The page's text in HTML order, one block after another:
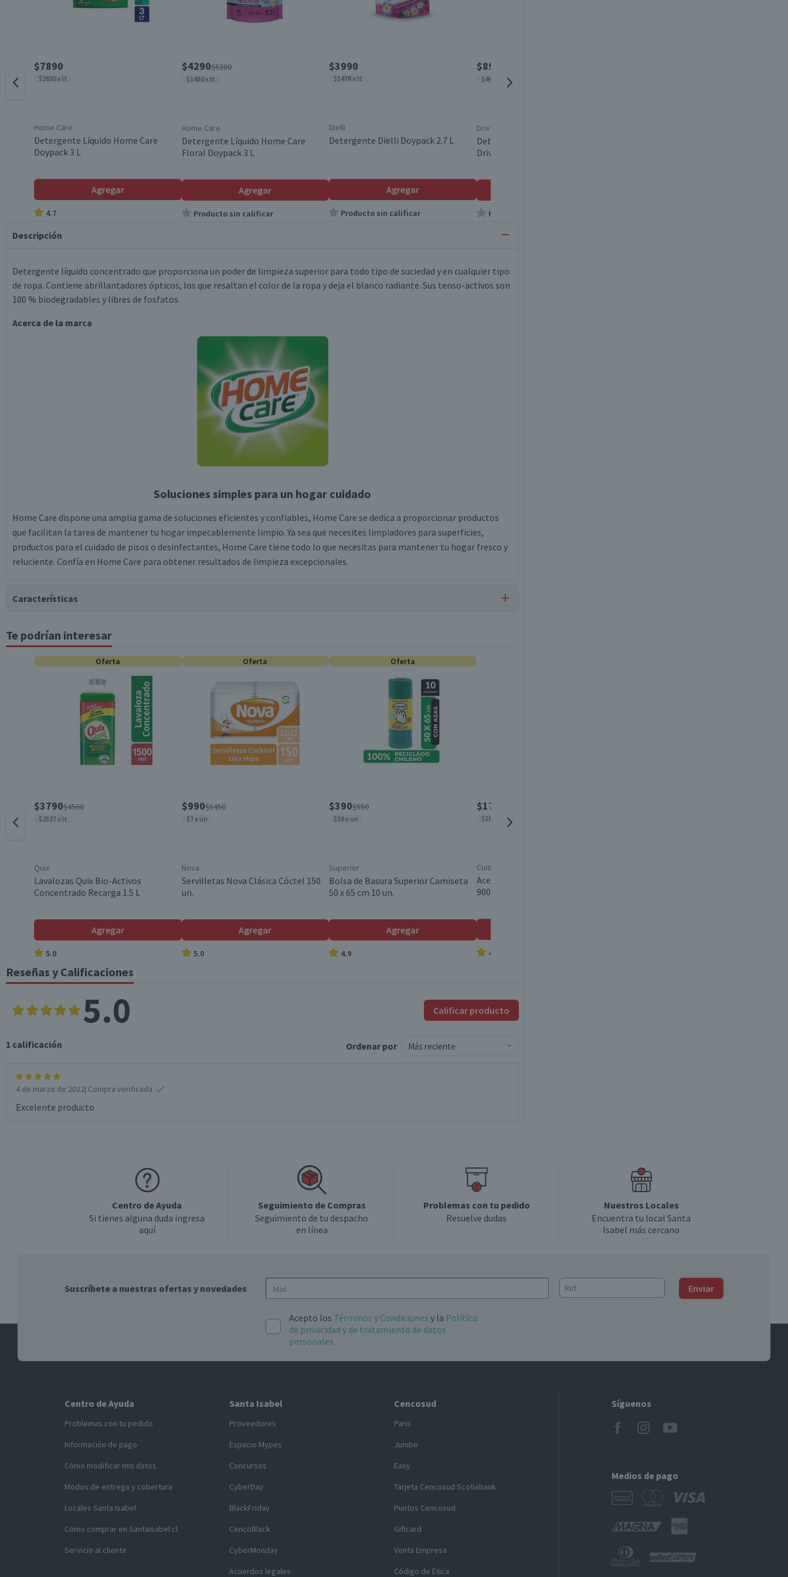
$7890
$2630 x lt
Home Care
Detergente Líquido Home Care
Doypack 3 L
Agregar
4.7
$4290$5380
$1430 x lt
Home Care
Detergente Líquido Home Care
Floral Doypack 3 L
Agregar
Producto sin calificar
$3990
$1478 x lt
Dielli
Detergente Dielli Doypack 2.7 L
Agregar
Producto sin calificar
$8990
$4994 x lt
Drive
Detergente Líquido Concentrado
Drive Expert Doypack 1.8 L
Producto sin calificar
Descripción
Detergente líquido concentrado que proporciona un poder de limpieza superior para todo tipo de suciedad y en cualquier tipo
de ropa. Contiene abrillantadores ópticos, los que resaltan el color de la ropa y deja el blanco radiante. Sus tenso-activos son
100 % biodegradables y libres de fosfatos.
Acerca de la marca
Soluciones simples para un hogar cuidado
Home Care dispone una amplia gama de soluciones eficientes y confiables, Home Care se dedica a proporcionar productos
que facilitan la tarea de mantener tu hogar impecablemente limpio. Ya sea que necesites limpiadores para superficies,
productos para el cuidado de pisos o desinfectantes, Home Care tiene todo lo que necesitas para mantener tu hogar fresco y
reluciente. Confía en Home Care para obtener resultados de limpieza excepcionales.
Características
Tipo de Producto
Garantía Mínima Legal Válida hasta su fecha de caducidad
Te podrían interesar
Oferta
$3790$4560
$2527 x lt
Quix
Lavalozas Quix Bio-Activos
Concentrado Recarga 1.5 L
Agregar
5.0
Oferta
$990$1450
$7 x un
Nova
Servilletas Nova Clásica Cóctel 150
un.
Agregar
5.0
Oferta
$390$550
$39 x un
Superior
Bolsa de Basura Superior Camiseta
50 x 65 cm 10 un.
Agregar
4.9
$1790
$1989 x lt
Cuisine & Co
Aceite Vegetal Libre de Colesterol
900 ml
4.8
Reseñas y Calificaciones
5.0 Calificar producto
1 calificación Ordenar por Más reciente
4 de marzo de 2022| Compra verificada
Excelente producto
Centro de Ayuda
Si tienes alguna duda ingresa
aquí
Seguimiento de Compras
Seguimiento de tu despacho
en línea
Problemas con tu pedido
Resuelve dudas
Nuestros Locales
Encuentra tu local Santa
Isabel más cercano
Suscríbete a nuestras ofertas y novedades Enviar
Acepto los Términos y Condiciones y la Política
de privacidad y de tratamiento de datos
personales
Centro de Ayuda
Problemas con tu pedido
Información de pago
Cómo modificar mis datos
Modos de entrega y cobertura
Locales Santa Isabel
Cómo comprar en SantaIsabel.cl
Servicio al cliente
Santa Isabel
Proveedores
Espacio Mypes
Concursos
CyberDay
BlackFriday
CencoBlack
CyberMonday
Acuerdos legales
Cencosud
Paris
Jumbo
Easy
Tarjeta Cencosud Scotiabank
Puntos Cencosud
Giftcard
Venta Empresa
Código de Ética
Síguenos
Medios de pago